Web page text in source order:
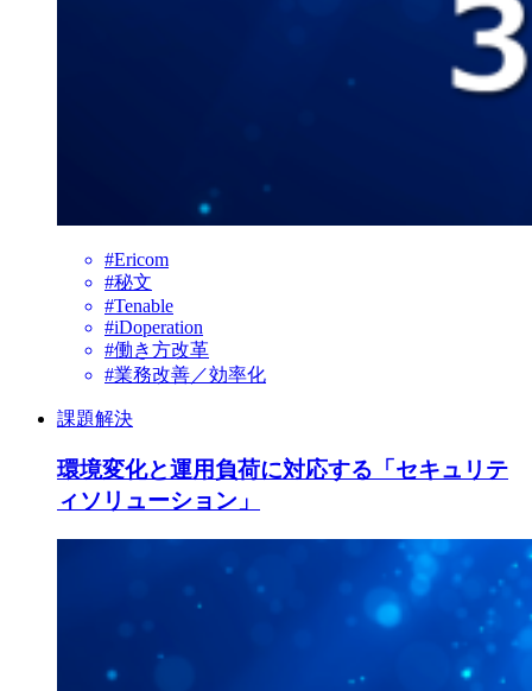
#Ericom
#秘文
#Tenable
#iDoperation
#働き方改革
#業務改善／効率化
課題解決
環境変化と運用負荷に対応する「セキュリテ
ィソリューション」